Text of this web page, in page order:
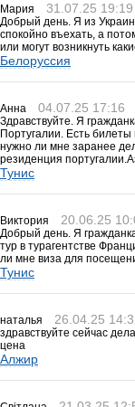
Мария 31.07.25 19:19
Добрый день. Я из
спокойно въехать, а
или могут возникнуть
Белоруссия
Анна 04.07.25 17:16
Здравствуйте. Я
Португалии. Есть
нужно ли мне заранее
резиденция
Тунис
Виктория 20.06.25
Добрый день. Я
тур в турагентстве
ли мне виза для
Тунис
наталья 26.04.25
здравствуйте сейчас
цена
Алжир